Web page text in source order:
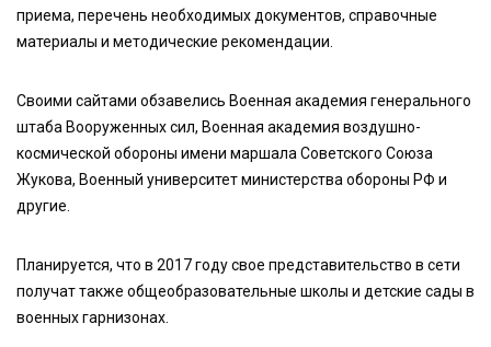
приема, перечень необходимых документов, справочные
материалы и методические рекомендации.
Своими сайтами обзавелись Военная академия генерального
штаба Вооруженных сил, Военная академия воздушно-
космической обороны имени маршала Советского Союза
Жукова, Военный университет министерства обороны РФ и
другие.
Планируется, что в 2017 году свое представительство в сети
получат также общеобразовательные школы и детские сады в
военных гарнизонах.